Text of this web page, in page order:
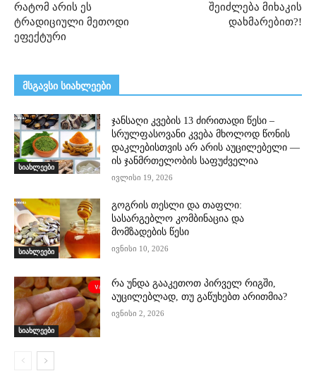
რატომ არის ეს
ტრადიციული მეთოდი
ეფექტური
შეიძლება მიხაკის
დახმარებით?!
მსგავსი სიახლეები
სიახლეები
ჯანსაღი კვების 13 ძირითადი წესი –
სრულფასოვანი კვება მხოლოდ წონის
დაკლებისთვის არ არის აუცილებელი —
ის ჯანმრთელობის საფუძველია
ივლისი 19, 2026
სიახლეები
გოგრის თესლი და თაფლი:
სასარგებლო კომბინაცია და
მომზადების წესი
ივნისი 10, 2026
სიახლეები
რა უნდა გააკეთოთ პირველ რიგში,
აუცილებლად, თუ გაწუხებთ არითმია?
ივნისი 2, 2026